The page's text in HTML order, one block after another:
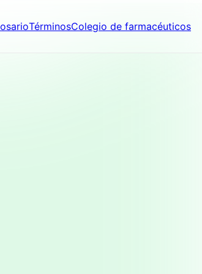
TérminosColegio de farmacéuticos